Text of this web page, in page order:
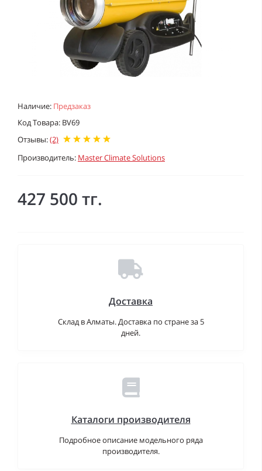
Наличие: Предзаказ
Код Товара: BV69
Отзывы:(2)
Производитель: Master Climate Solutions
427 500 тг.
Доставка
Склад в Алматы. Доставка по стране за 5
дней.
Каталоги производителя
Подробное описание модельного ряда
производителя.